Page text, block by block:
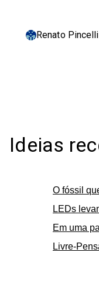
Renato Pincelli
Ideias
O fóssil
LEDs
Em uma
Livre-